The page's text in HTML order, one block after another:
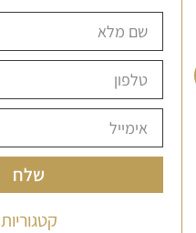
שלח
קטגוריות